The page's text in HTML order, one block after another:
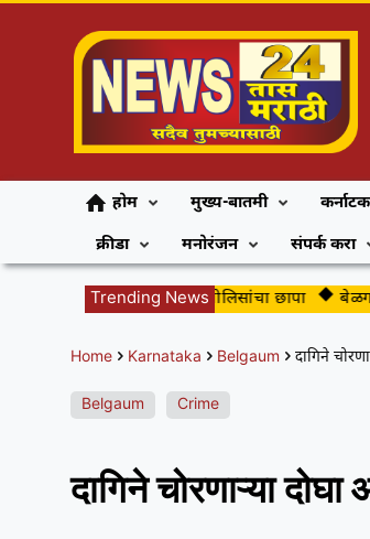
होम मुख्य-बातमी कर्नाटक
क्रीडा
मनोरंजन संपर्क करा
Trending News
मच्छे औद्योगिक परिसरात पोलिसांचा छापा बेळगाव
Home Karnataka Belgaum दागिने
Belgaum Crime
दागिने चोरणाऱ्या